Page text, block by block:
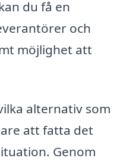
du få en
och
möjlighet att
alternativ som
att fatta det
Genom